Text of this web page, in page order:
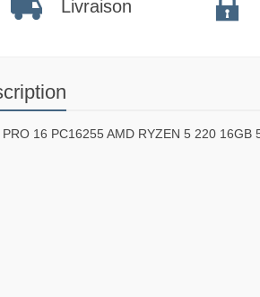
Livraison
PRO 16 PC16255 AMD RYZEN 5 220 16GB